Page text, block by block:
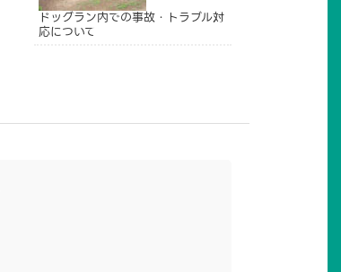
ドッグラン内での事故・トラブル対
応について